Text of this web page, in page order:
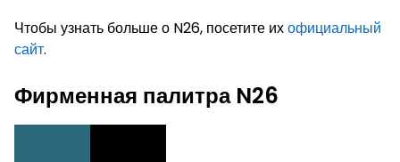
Чтобы узнать больше о N26, посетите ихофициальный
сайт.
Фирменная палитра N26